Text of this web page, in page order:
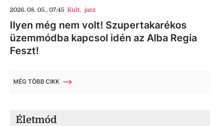
2026. 08. 05., 07:45 Kult, jazz
Ilyen még nem volt! Szupertakarékos
üzemmódba kapcsol idén az Alba Regia
Feszt!
MÉG TÖBB CIKK
Életmód